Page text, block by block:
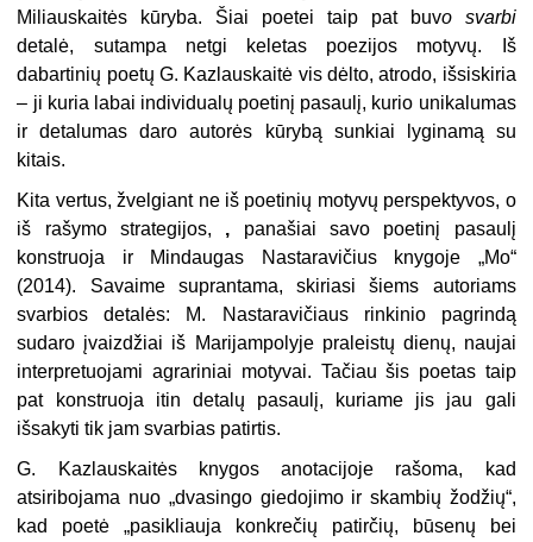
Miliauskaitės kūryba. Šiai poetei taip pat buvo svarbi
detalė, sutampa netgi keletas poezijos motyvų. Iš
dabartinių poetų G. Kazlauskaitė vis dėlto, atrodo, išsiskiria
– ji kuria labai individualų poetinį pasaulį, kurio unikalumas
ir detalumas daro autorės kūrybą sunkiai lyginamą su
kitais.
Kita vertus, žvelgiant ne iš poetinių motyvų perspektyvos, o
iš rašymo strategijos, , panašiai savo poetinį pasaulį
konstruoja ir Mindaugas Nastaravičius knygoje „Mo“
(2014). Savaime supran­tama, skiriasi šiems autoriams
svarbios detalės: M. Nastaravičiaus rinkinio pagrindą
sudaro įvaizdžiai iš Marijampolyje praleistų dienų, naujai
interpre­tuojami agrariniai motyvai. Tačiau šis poetas taip
pat konstruoja itin detalų pasaulį, kuriame jis jau gali
išsakyti tik jam svarbias patirtis.
G. Kazlauskaitės knygos anotacijoje rašoma, kad
atsiribojama nuo „dvasingo giedojimo ir skambių žodžių“,
kad poetė „pasikliauja konkrečių patirčių, būsenų bei